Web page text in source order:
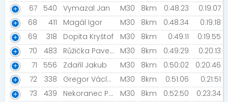
67
540 Vymazal Jan M30 8km 0:48:23
0:19:07
68
411 Magál Igor M30 8km 0:48:34
0:19:18
69
318 Dopita Kryštof M30 8km 0:49:11
0:19:55
70
483 Růžička Pavel [Night Run Team ] M30 8km 0:49:29
0:20:13
71
556 Zdařil Jakub M30 8km 0:50:02
0:20:46
72
338 Gregor Václav M30 8km 0:51:06
0:21:51
73
439 Nekoranec Petr [NekoMück] M30 8km 0:52:50
0:23:34